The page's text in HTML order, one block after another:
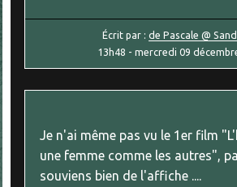
Écrit par :de Pascale @
13h48 -mercredi 09
Je n'ai même pas vu le 1er film
une femme comme les autres",
souviens bien de l'affiche ....